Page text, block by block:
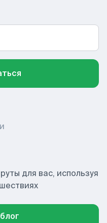
для вас, используя